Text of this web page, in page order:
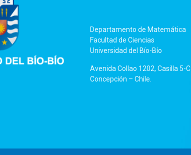
Departamento de Matemática
Facultad de Ciencias
Universidad del Bío-Bío
Avenida Collao 1202, Casilla 5-C
Concepción – Chile.